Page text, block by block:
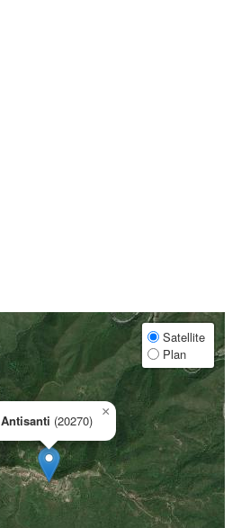
Antisanti (20270)
×
Satellite
Plan